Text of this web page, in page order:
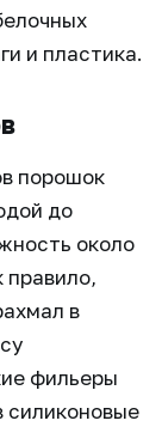
и пластика.
порошок
до
около
правило,
в
фильеры
силиконовые